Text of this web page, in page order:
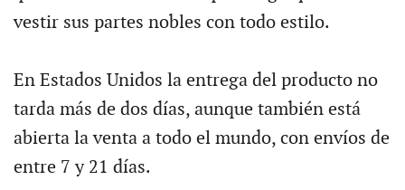
vestir sus partes nobles con todo estilo.
En Estados Unidos la entrega del producto no
tarda más de dos días, aunque también está
abierta la venta a todo el mundo, con envíos de
entre 7 y 21 días.